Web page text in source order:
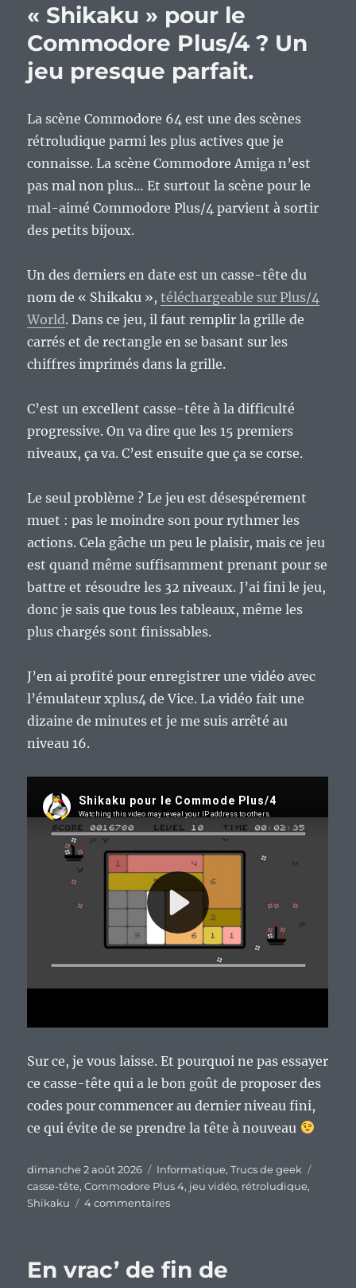
mois
en
machine
virtuelle,
deuxième
d’étape.
« Shikaku » pour le
Commodore Plus/4 ? Un
jeu presque parfait.
La scène Commodore 64 est une des scènes
rétroludique parmi les plus actives que je
connaisse. La scène Commodore Amiga n’est
pas mal non plus… Et surtout la scène pour le
mal-aimé Commodore Plus/4 parvient à sortir
des petits bijoux.
Un des derniers en date est un casse-tête du
nom de « Shikaku »,téléchargeable sur Plus/4
World. Dans ce jeu, il faut remplir la grille de
carrés et de rectangle en se basant sur les
chiffres imprimés dans la grille.
C’est un excellent casse-tête à la difficulté
progressive. On va dire que les 15 premiers
niveaux, ça va. C’est ensuite que ça se corse.
Le seul problème ? Le jeu est désespérement
muet : pas le moindre son pour rythmer les
actions. Cela gâche un peu le plaisir, mais ce jeu
est quand même suffisamment prenant pour se
battre et résoudre les 32 niveaux. J’ai fini le jeu,
donc je sais que tous les tableaux, même les
plus chargés sont finissables.
J’en ai profité pour enregistrer une vidéo avec
l’émulateur xplus4 de Vice. La vidéo fait une
dizaine de minutes et je me suis arrêté au
niveau 16.
Sur ce, je vous laisse. Et pourquoi ne pas essayer
ce casse-tête qui a le bon goût de proposer des
codes pour commencer au dernier niveau fini,
ce qui évite de se prendre la tête à nouveau
Publié
le
dimanche 2 août 2026 Catégories
Informatique,Trucs de geek
casse-tête,Commodore Plus 4, jeu vidéo, rétroludique,
Shikaku
4 commentairessur
Commodore
En vrac’ de fin de